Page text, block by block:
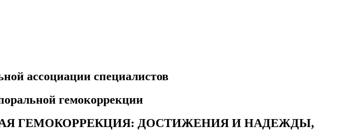
ассоциации специалистов
гемокоррекции
ГЕМОКОРРЕКЦИЯ: ДОСТИЖЕНИЯ И НАДЕЖДЫ,